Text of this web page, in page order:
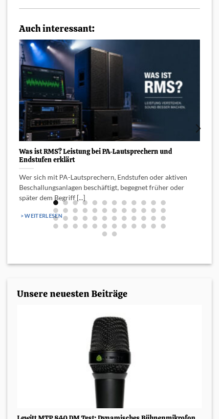
Auch interessant:
Was ist RMS? Leistung bei PA-Lautsprechern und
Endstufen erklärt
Wer sich mit PA-Lautsprechern, Endstufen oder aktiven
Beschallungsanlagen beschäftigt, begegnet früher oder
später dem Begriff [...]
> WEITERLESEN
Unsere neuesten Beiträge